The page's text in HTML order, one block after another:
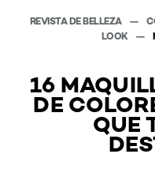
REVISTA DE BELLEZA
LOOK
16
DE
QUE